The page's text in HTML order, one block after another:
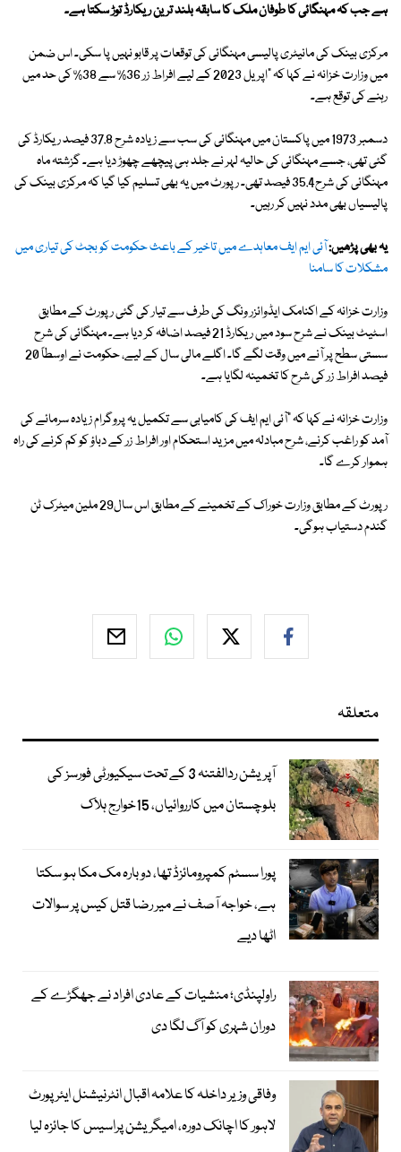
ہے جب کہ مہنگائی کا طوفان ملک کا سابقہ بلند ترین ریکارڈ توڑ سکتا ہے۔
مرکزی بینک کی مانیٹری پالیسی مہنگائی کی توقعات پر قابو نہیں پا سکی۔ اس ضمن
میں وزارت خزانہ نے کہا کہ "اپریل 2023 کے لیے افراط زر 36% سے 38% کی حد میں
رہنے کی توقع ہے۔
دسمبر 1973 میں پاکستان میں مہنگائی کی سب سے زیادہ شرح 37.8 فیصد ریکارڈ کی
گئی تھی، جسے مہنگائی کی حالیہ لہر نے جلد ہی پیچھے چھوڑ دیا ہے۔ گزشتہ ماہ
مہنگائی کی شرح35.4 فیصد تھی۔ رپورٹ میں یہ بھی تسلیم کیا گیا کہ مرکزی بینک کی
پالیسیاں بھی مدد نہیں کر رہیں۔
یہ بھی پڑھیں:آئی ایم ایف معاہدے میں تاخیر کے باعث حکومت کو بجٹ کی تیاری میں
مشکلات کا سامنا
وزارت خزانہ کے اکنامک ایڈوائزر ونگ کی طرف سے تیار کی گئی رپورٹ کے مطابق
اسٹیٹ بینک نے شرح سود میں ریکارڈ 21 فیصد اضافہ کر دیا ہے۔ مہنگائی کی شرح
سستی سطح پر آنے میں وقت لگے گا۔ اگلے مالی سال کے لیے، حکومت نے اوسطاً 20
فیصد افراط زر کی شرح کا تخمینہ لگایا ہے۔
وزارت خزانہ نے کہا کہ "آئی ایم ایف کی کامیابی سے تکمیل یہ پروگرام زیادہ سرمائے کی
آمد کو راغب کرنے، شرح مبادلہ میں مزید استحکام اور افراط زر کے دباؤ کو کم کرنے کی راہ
ہموار کرے گا۔
رپورٹ کے مطابق وزارت خوراک کے تخمینے کے مطابق اس سال29 ملین میٹرک ٹن
گندم دستیاب ہوگی۔
متعلقہ
آپریشن ردالفتنہ 3 کے تحت سیکیورٹی فورسز کی
بلوچستان میں کارروائیاں، 15خوارج ہلاک
پورا سسٹم کمپرومائزڈ تھا، دوبارہ مک مکا ہو سکتا
ہے، خواجہ آصف نے میر رضا قتل کیس پر سوالات
اٹھا دیے
راولپنڈی؛ منشیات کے عادی افراد نے جھگڑے کے
دوران شہری کو آگ لگا دی
وفاقی وزیر داخلہ کا علامہ اقبال انٹرنیشنل ایئرپورٹ
لاہور کا اچانک دورہ، امیگریشن پراسیس کا جائزہ لیا